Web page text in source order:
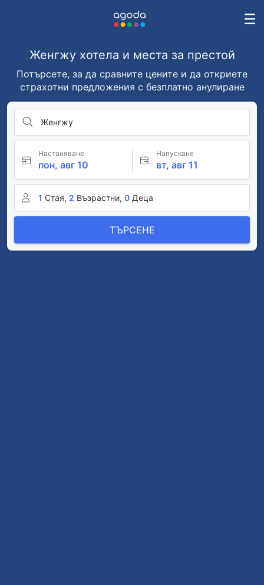
Женгжу хотела и места за престой
Потърсете, за да сравните цените и да откриете
страхотни предложения с безплатно анулиране
Женгжу
Настаняване
пон, авг 10
Напускане
вт, авг 11
1 Стая, 2 Възрастни, 0 Деца
ТЪРСЕНЕ